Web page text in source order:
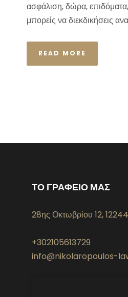
ασφάλιση, δώρα,
μπορείς να διεκδικήσεις
READ MORE
ΤΟ ΓΡΑΦΕΙΟ ΜΑΣ
28ης Οκτωβρίου 12,
+302105613729
info@nikolaropoulos-